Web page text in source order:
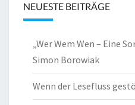
NEUESTE BEITRÄGE
„Wer Wem Wen – Eine
Simon Borowiak
Wenn der Lesefluss